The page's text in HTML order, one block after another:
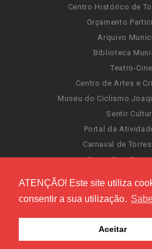
ATENÇÃO! Este site utiliza
consentir a sua utilização.
Aceitar
Centro Histórico de
Orçamento
Arquivo
Biblioteca
Teatro-Cine
Centro de Artes e
Museu do Ciclismo
Sentir
Portal da
Carnaval de
Santa Cruz